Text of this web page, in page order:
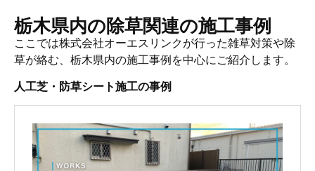
栃木県内の除草関連の施工事例
ここでは株式会社オーエスリンクが行った雑草対策や除
草が絡む、栃木県内の施工事例を中心にご紹介します。
人工芝・防草シート施工の事例